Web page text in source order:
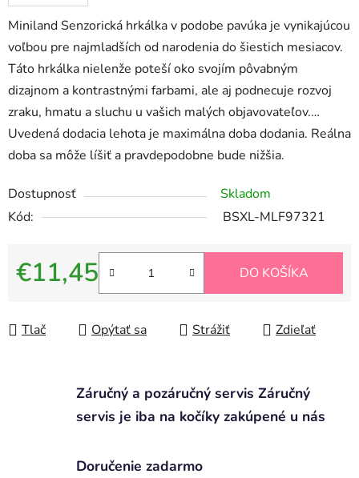
Miniland Senzorická hrkálka v podobe pavúka je vynikajúcou
voľbou pre najmladších od narodenia do šiestich mesiacov.
Táto hrkálka nielenže poteší oko svojím pôvabným
dizajnom a kontrastnými farbami, ale aj podnecuje rozvoj
zraku, hmatu a sluchu u vašich malých objavovateľov.…
Uvedená dodacia lehota je maximálna doba dodania. Reálna
doba sa môže líšiť a pravdepodobne bude nižšia.
Dostupnosť
Skladom
Kód:
BSXL-MLF97321
€11,45
Jednotková cena:
DO KOŠÍKA
Tlač Opýtať sa Strážiť Zdieľať
Záručný a pozáručný servis Záručný
servis je iba na kočíky zakúpené u nás
Doručenie zadarmo